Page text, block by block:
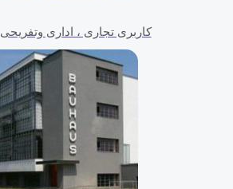
کاربری تجاری ، اداری وتفریحی